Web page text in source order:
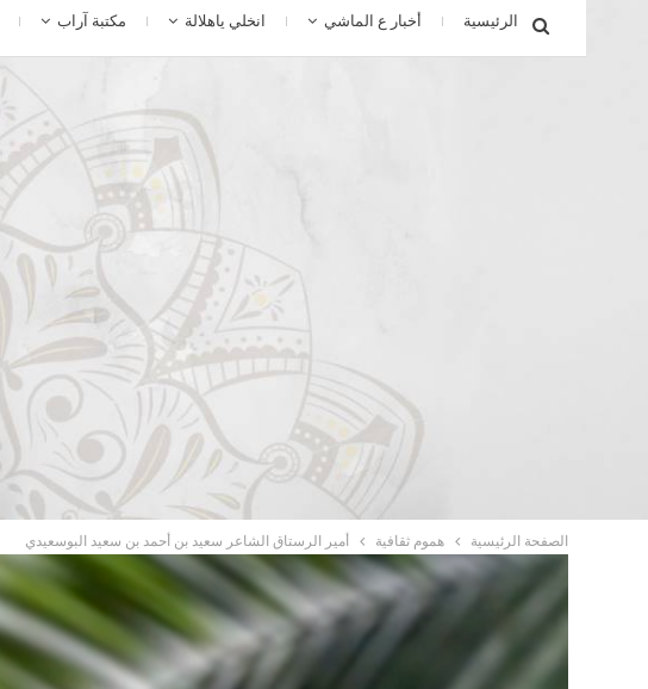
الرئيسية أخبار ع الماشي انخلي ياهلالة مكتبة آراب
الصفحة الرئيسية هموم ثقافية أمير الرستاق الشاعر سعيد بن أحمد بن سعيد البوسعيدي